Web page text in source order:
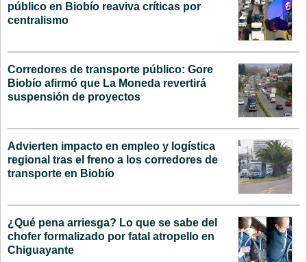
público en Biobío reaviva críticas por
centralismo
Corredores de transporte público: Gore
Biobío afirmó que La Moneda revertirá
suspensión de proyectos
Advierten impacto en empleo y logística
regional tras el freno a los corredores de
transporte en Biobío
¿Qué pena arriesga? Lo que se sabe del
chofer formalizado por fatal atropello en
Chiguayante